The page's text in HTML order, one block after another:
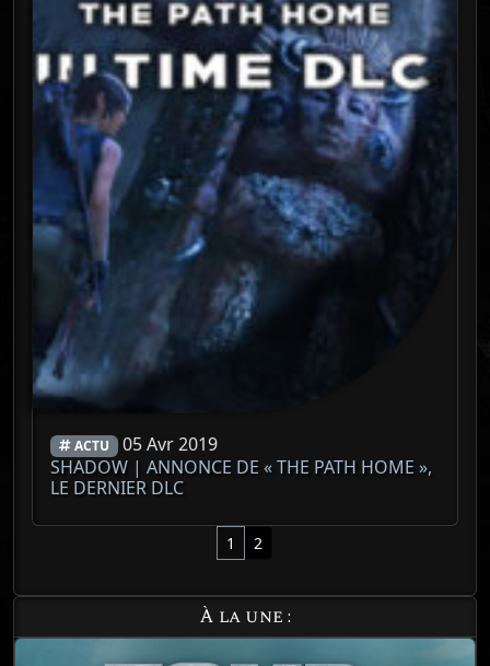
ACTU 05 Avr 2019
SHADOW | ANNONCE DE « THE PATH HOME »,
LE DERNIER DLC
Current Page
1 Page
2
À la une :